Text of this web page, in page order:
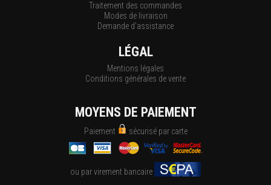
Traitement des commandes
Modes de livraison
Demande d'assistance
LÉGAL
Mentions légales
Conditions générales de vente
MOYENS DE PAIEMENT
Paiement sécurisé par carte
ou par virement bancaire